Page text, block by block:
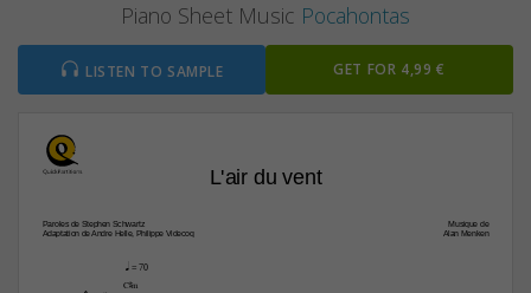
Piano Sheet Music Pocahontas
LISTEN TO SAMPLE GET FOR 4,99 €
L'air du vent
Paroles de Stephen Schwartz
Adaptation de Andre Helle, Philippe Videcoq
Musique de
Alan Menken
q = 70
C©m